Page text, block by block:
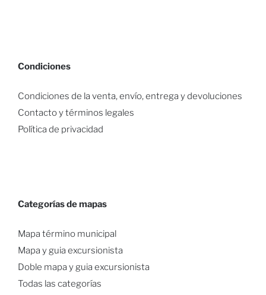
Condiciones
Condiciones de la venta, envío, entrega y devoluciones
Contacto y términos legales
Política de privacidad
Categorías de mapas
Mapa término municipal
Mapa y guia excursionista
Doble mapa y guia excursionista
Todas las categorías